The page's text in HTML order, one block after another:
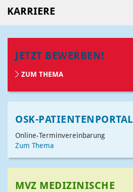
KARRIERE
JETZT BEWERBEN!
ZUM THEMA
OSK-PATIENTENPORTAL
Online-Terminvereinbarung
Zum Thema
MVZ MEDIZINISCHE